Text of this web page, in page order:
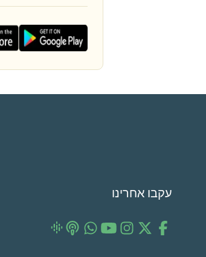
עקבו אחרינו